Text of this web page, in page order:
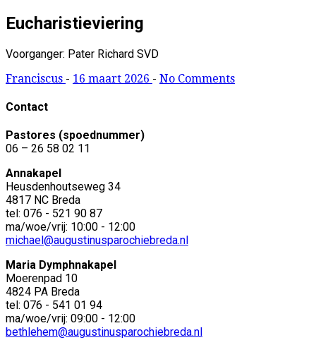
Eucharistieviering
Voorganger: Pater Richard SVD
Franciscus - 16 maart 2026 - No Comments
Contact
Pastores (spoednummer)
06 – 26 58 02 11
Annakapel
Heusdenhoutseweg 34
4817 NC Breda
tel: 076 - 521 90 87
ma/woe/vrij: 10:00 - 12:00
michael@augustinusparochiebreda.nl
Maria Dymphnakapel
Moerenpad 10
4824 PA Breda
tel: 076 - 541 01 94
ma/woe/vrij: 09:00 - 12:00
bethlehem@augustinusparochiebreda.nl